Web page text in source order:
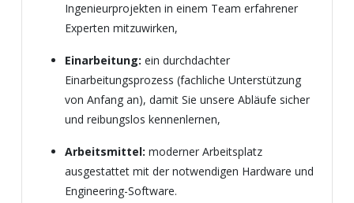
Ingenieurprojekten in einem Team erfahrener
Experten mitzuwirken,
Einarbeitung: ein durchdachter
Einarbeitungsprozess (fachliche Unterstützung
von Anfang an), damit Sie unsere Abläufe sicher
und reibungslos kennenlernen,
Arbeitsmittel: moderner Arbeitsplatz
ausgestattet mit der notwendigen Hardware und
Engineering-Software.